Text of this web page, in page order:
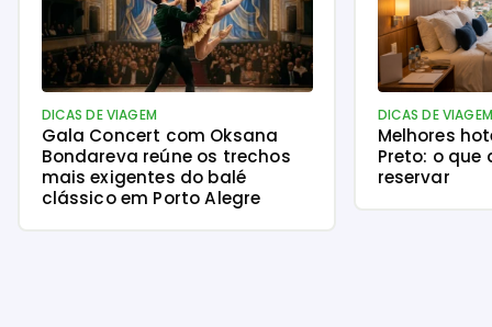
DICAS DE VIAGEM
Gala Concert com Oksana
Bondareva reúne os trechos
mais exigentes do balé
clássico em Porto Alegre
DICAS DE VIAGEM
Melhores
Preto: o
reservar